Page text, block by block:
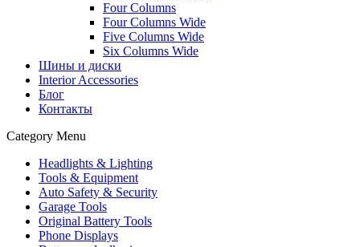
Four Columns
Four Columns Wide
Five Columns Wide
Six Columns Wide
Шины и диски
Interior Accessories
Блог
Контакты
Category Menu
Headlights & Lighting
Tools & Equipment
Auto Safety & Security
Garage Tools
Original Battery Tools
Phone Displays